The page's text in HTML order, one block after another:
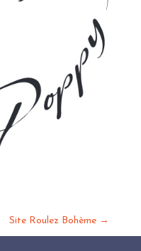
Site Roulez Bohème →